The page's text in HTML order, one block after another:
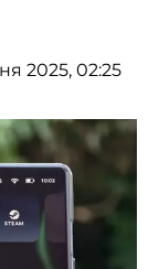
2025, 02:25